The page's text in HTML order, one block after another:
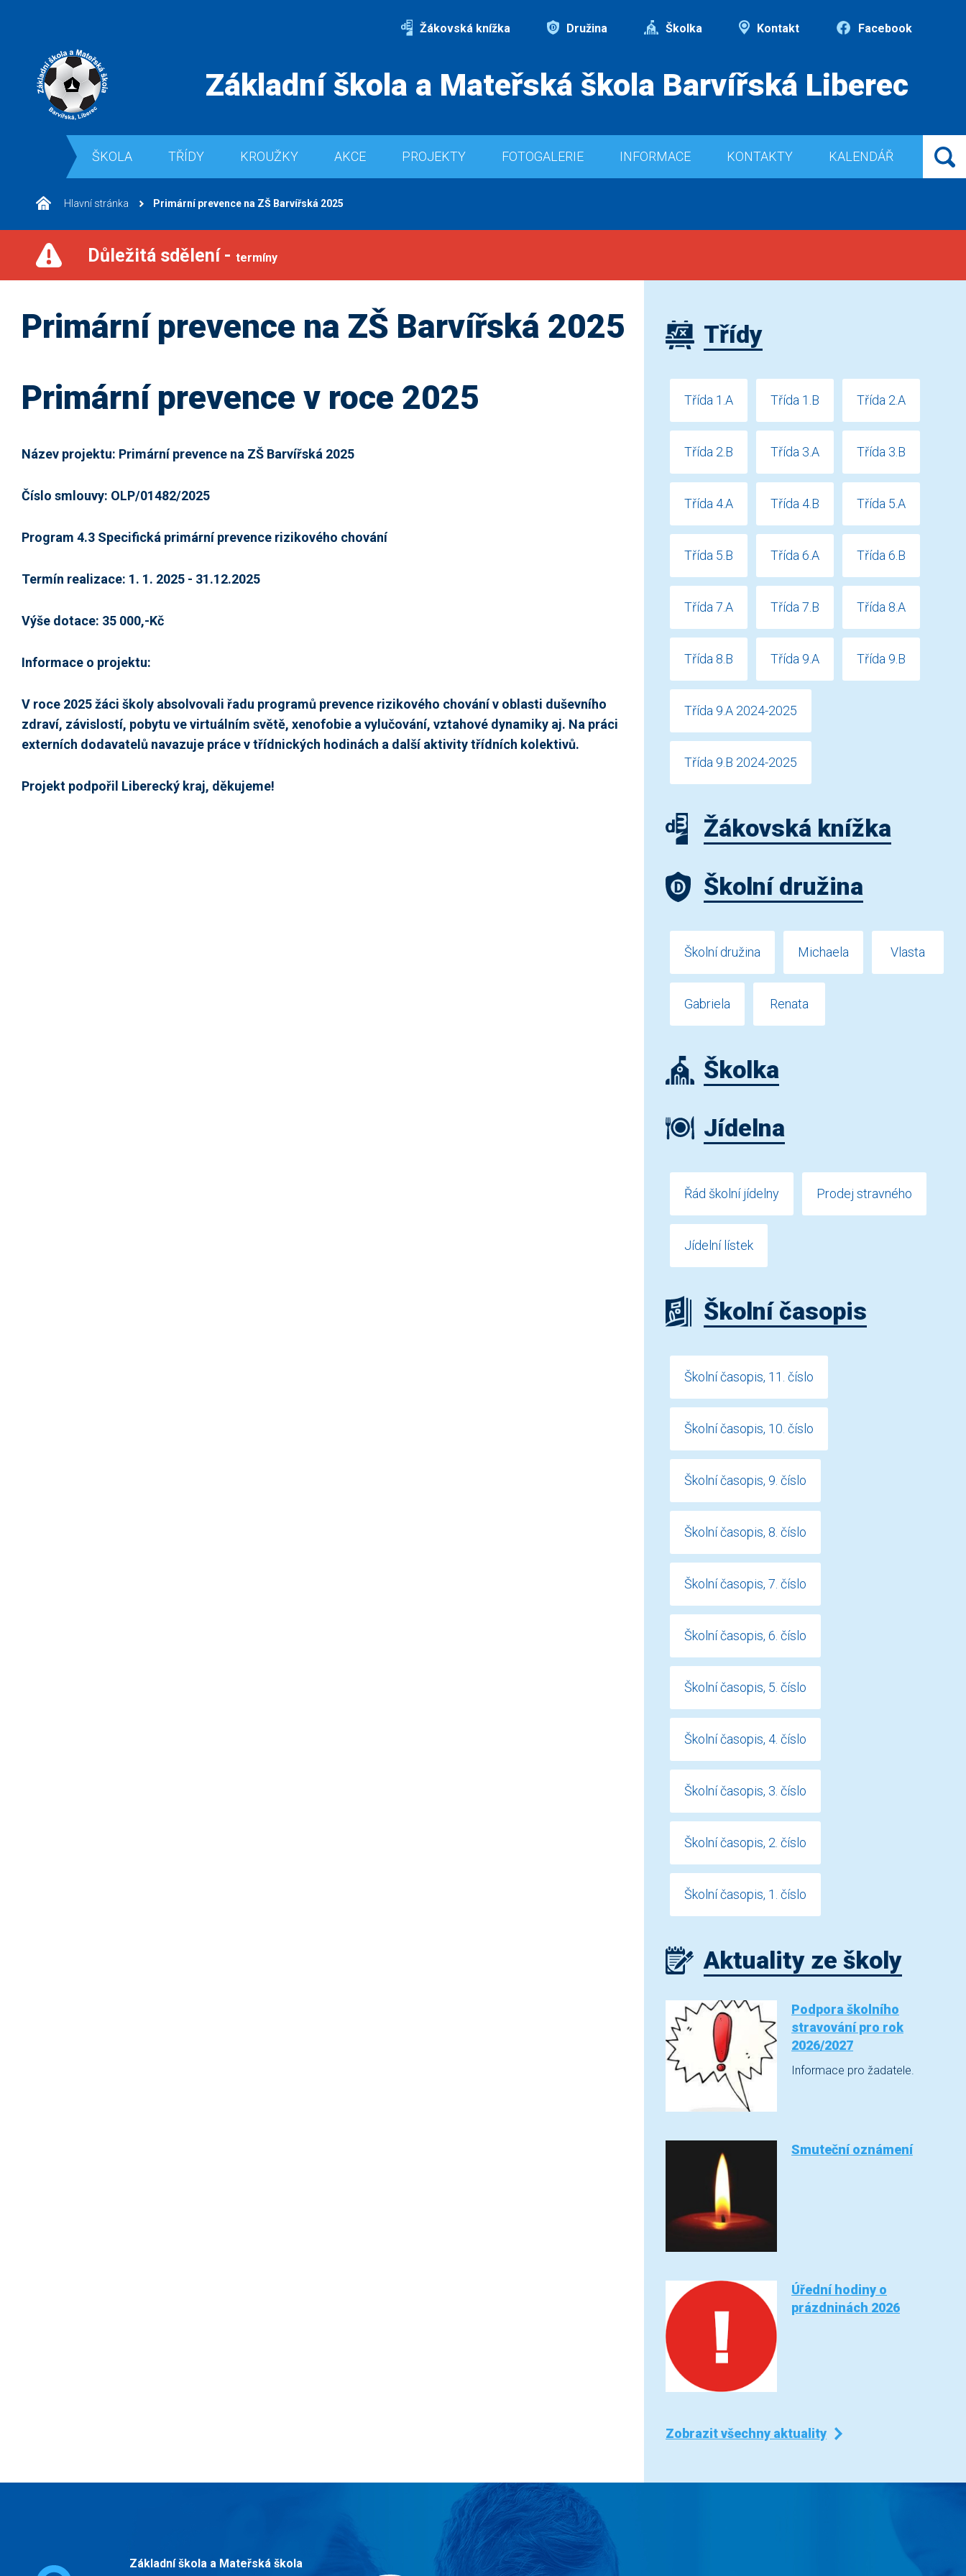
Žákovská knížka Družina Školka Kontakt Facebook
Základní škola a Mateřská škola Barvířská Liberec
ŠKOLA TŘÍDY KROUŽKY AKCE PROJEKTY FOTOGALERIE INFORMACE KONTAKTY KALENDÁŘ
Hlavní stránka Primární prevence na ZŠ Barvířská 2025
Důležitá sdělení - termíny
Primární prevence na ZŠ Barvířská 2025
Primární prevence v roce 2025
Název projektu: Primární prevence na ZŠ Barvířská 2025
Číslo smlouvy: OLP/01482/2025
Program 4.3 Specifická primární prevence rizikového chování
Termín realizace: 1. 1. 2025 - 31.12.2025
Výše dotace: 35 000,-Kč
Informace o projektu:
V roce 2025 žáci školy absolvovali řadu programů prevence rizikového chování v oblasti duševního
zdraví, závislostí, pobytu ve virtuálním světě, xenofobie a vylučování, vztahové dynamiky aj. Na práci
externích dodavatelů navazuje práce v třídnických hodinách a další aktivity třídních kolektivů.
Projekt podpořil Liberecký kraj, děkujeme!
Třídy
Třída 1.A Třída 1.B Třída 2.A
Třída 2.B Třída 3.A Třída 3.B
Třída 4.A Třída 4.B Třída 5.A
Třída 5.B Třída 6.A Třída 6.B
Třída 7.A Třída 7.B Třída 8.A
Třída 8.B Třída 9.A Třída 9.B
Třída 9.A 2024-2025
Třída 9.B 2024-2025
Žákovská knížka
Školní družina
Školní družina Michaela Vlasta
Gabriela Renata
Školka
Jídelna
Řád školní jídelny Prodej stravného
Jídelní lístek
Školní časopis
Školní časopis, 11. číslo
Školní časopis, 10. číslo
Školní časopis, 9. číslo
Školní časopis, 8. číslo
Školní časopis, 7. číslo
Školní časopis, 6. číslo
Školní časopis, 5. číslo
Školní časopis, 4. číslo
Školní časopis, 3. číslo
Školní časopis, 2. číslo
Školní časopis, 1. číslo
Aktuality ze školy
Podpora školního
stravování pro rok
2026/2027
Informace pro žadatele.
Smuteční oznámení
Úřední hodiny o
prázdninách 2026
Zobrazit všechny aktuality
Základní škola a Mateřská škola